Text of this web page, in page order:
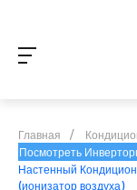
Главная /
Посмотреть
Настенный
(ионизатор воздуха)